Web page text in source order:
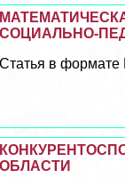
СОЦИАЛЬНО-
Статья в формате
ОБЛАСТИ